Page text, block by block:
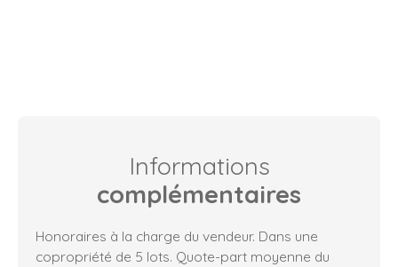
Informations
complémentaires
Honoraires à la charge du vendeur. Dans une
copropriété de 5 lots. Quote-part moyenne du